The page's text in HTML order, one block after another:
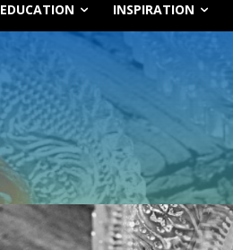
EDUCATION INSPIRATION